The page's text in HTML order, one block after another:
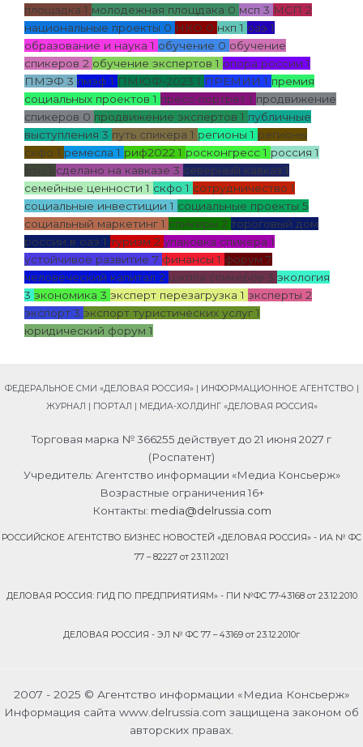
площадка 1 молодежная площдака 0 мсп 3 МСП 2
национальные проекты 0 НКО 0 нхп 1 оаэ 1
образование и наука 1 обучение 0 обучение
спикеров 2 обучение экспертов 1 опора россии 1
ПМЭФ 3 пмэф 1 ПМЮФ-2023 1 ПРЕМИИ 1 премия
социальных проектов 1 пресс-портрет 1 продвижение
спикеров 0 продвижение экспертов 1 публичные
выступления 3 путь спикера 1 регионы 1 регионы
скфо 1 ремесла 1 риф2022 1 росконгресс 1 россия 1
сделано на кавказе 3 северный кавказ 1
семейные ценности 1 скфо 1 сотрудничество 1
социальные инвестиции 1 социальные проекты 5
социальный маркетинг 1 спикеры 2 тороговый дом
россии в оаэ 1 туризм 2 упаковка спикера 1
устойчивое развитие 7 финансы 1 форум 7
человеческий капитал 2 школа спикеров 3 экология
3 экономика 3 эксперт перезагрузка 1 эксперты 2
экспорт 3 экспорт туристических услуг 1
юридический форум 1
ФЕДЕРАЛЬНОЕ СМИ «ДЕЛОВАЯ РОССИЯ» | ИНФОРМАЦИОННОЕ АГЕНТСТВО |
ЖУРНАЛ | ПОРТАЛ | МЕДИА-ХОЛДИНГ «ДЕЛОВАЯ РОССИЯ»
Торговая марка № 366255 действует до 21 июня 2027 г
(Роспатент)
Учредитель: Агентство информации «Медиа Консьерж»
Возрастные ограничения 16+
Контакты: media@delrussia.com
РОССИЙСКОЕ АГЕНТСТВО БИЗНЕС НОВОСТЕЙ «ДЕЛОВАЯ РОССИЯ» - ИА № ФС
77 – 82227 от 23.11.2021
ДЕЛОВАЯ РОССИЯ: ГИД ПО ПРЕДПРИЯТИЯМ» - ПИ №ФС 77-43168 от 23.12.2010
ДЕЛОВАЯ РОССИЯ - ЭЛ № ФС 77 – 43169 от 23.12.2010г
2007 - 2025 © Агентство информации «Медиа Консьерж»
Информация сайта www.delrussia.com защищена законом об
авторских правах.